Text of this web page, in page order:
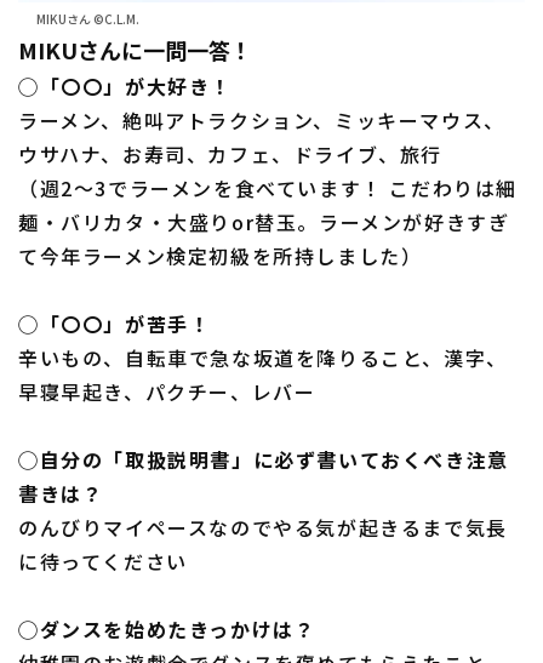
MIKUさん ©C.L.M.
MIKUさんに一問一答！
◯「〇〇」が大好き！
ラーメン、絶叫アトラクション、ミッキーマウス、
ウサハナ、お寿司、カフェ、ドライブ、旅行
（週2〜3でラーメンを食べています！ こだわりは細
麺・バリカタ・大盛りor替玉。ラーメンが好きすぎ
て今年ラーメン検定初級を所持しました）
◯「〇〇」が苦手！
辛いもの、自転車で急な坂道を降りること、漢字、
早寝早起き、パクチー、レバー
◯自分の「取扱説明書」に必ず書いておくべき注意
書きは？
のんびりマイペースなのでやる気が起きるまで気長
に待ってください
◯ダンスを始めたきっかけは？